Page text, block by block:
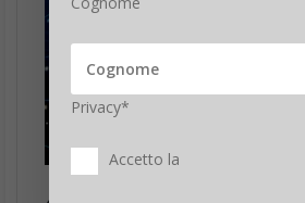
Privacy*
Accetto la